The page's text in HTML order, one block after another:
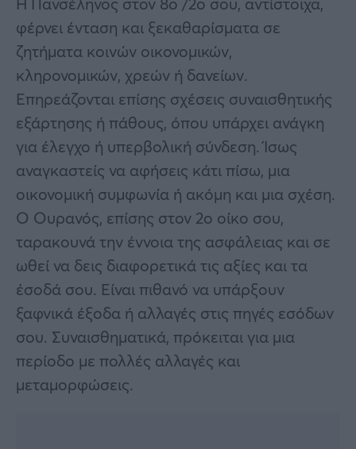
φέρνει ένταση και ξεκαθαρίσματα σε
ζητήματα κοινών οικονομικών,
κληρονομικών, χρεών ή δανείων.
Επηρεάζονται επίσης σχέσεις συναισθητικής
εξάρτησης ή πάθους, όπου υπάρχει ανάγκη
για έλεγχο ή υπερβολική σύνδεση. Ίσως
αναγκαστείς να αφήσεις κάτι πίσω, μια
οικονομική συμφωνία ή ακόμη και μια σχέση.
Ο Ουρανός, επίσης στον 2ο οίκο σου,
ταρακουνά την έννοια της ασφάλειας και σε
ωθεί να δεις διαφορετικά τις αξίες και τα
έσοδά σου. Είναι πιθανό να υπάρξουν
ξαφνικά έξοδα ή αλλαγές στις πηγές εσόδων
σου. Συναισθηματικά, πρόκειται για μια
περίοδο με πολλές αλλαγές και
μεταμορφώσεις.